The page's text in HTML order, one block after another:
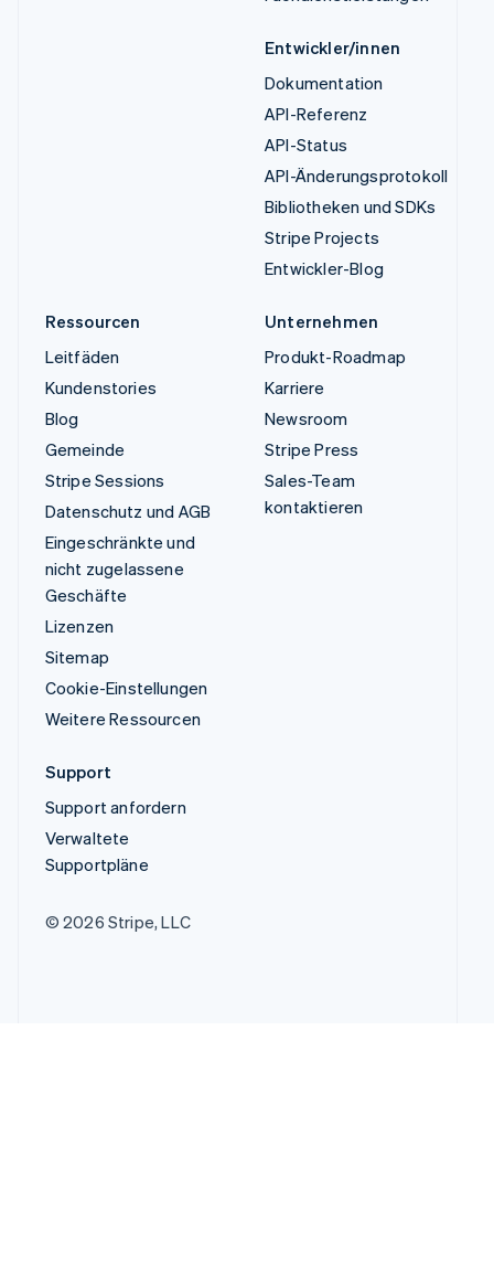
Entwickler/innen
Dokumentation
API-Referenz
API-Status
API-Änderungsprotokoll
Bibliotheken und SDKs
Stripe Projects
Entwickler-Blog
Ressourcen
Leitfäden
Kundenstories
Blog
Gemeinde
Stripe Sessions
Datenschutz und AGB
Eingeschränkte und
nicht zugelassene
Geschäfte
Lizenzen
Sitemap
Cookie-Einstellungen
Weitere Ressourcen
Unternehmen
Produkt-Roadmap
Karriere
Newsroom
Stripe Press
Sales-Team
kontaktieren
Support
Support anfordern
Verwaltete
Supportpläne
© 2026 Stripe, LLC